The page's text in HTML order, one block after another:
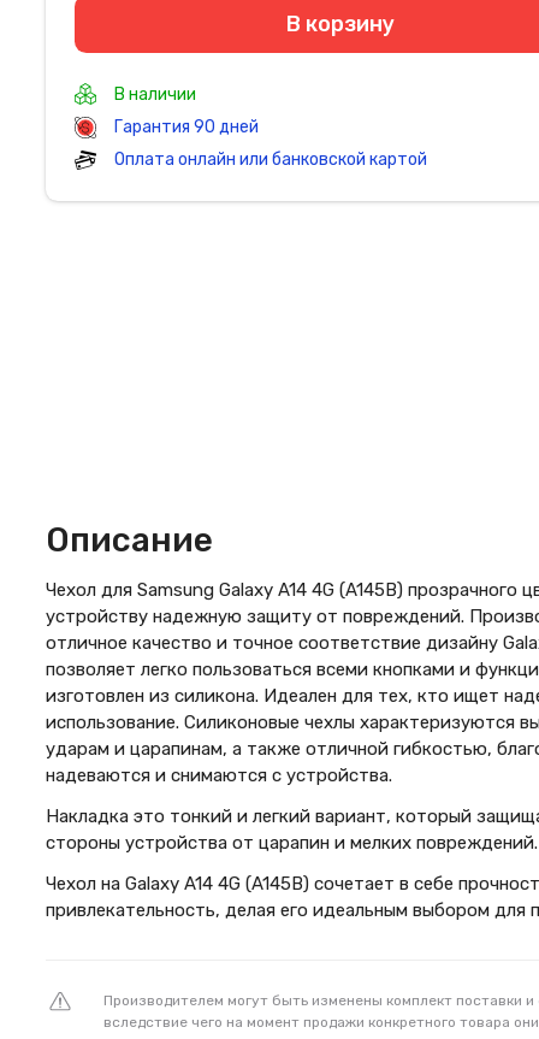
В корзину
В наличии
Гарантия 90 дней
Оплата онлайн или банковской картой
Описание
Чехол для Samsung Galaxy A14 4G (A145B) прозрачного
устройству надежную защиту от повреждений.
отличное качество и точное соответствие дизайну
позволяет легко пользоваться всеми кнопками и
изготовлен из силикона. Идеален для тех, кто ищет
использование. Силиконовые чехлы характеризуются
ударам и царапинам, а также отличной гибкостью,
надеваются и снимаются с устройства.
Накладка это тонкий и легкий вариант, который
стороны устройства от царапин и мелких повреждений.
Чехол на Galaxy A14 4G (A145B) сочетает в себе
привлекательность, делая его идеальным выбором для
Производителем могут быть изменены комплект поставки
вследствие чего на момент продажи конкретного товара